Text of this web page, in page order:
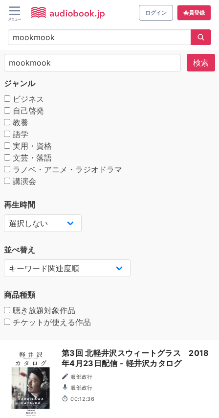
ログイン 会員登録
検索
ジャンル
ビジネス
自己啓発
教養
語学
実用・資格
文芸・落語
ラノベ・アニメ・ラジオドラマ
講演会
再生時間
並べ替え
商品種類
聴き放題対象作品
チケットが使える作品
第3回 北軽井沢スウィートグラス 2018
年4月23日配信 - 軽井沢カタログ
服部政行
服部政行
00:12:36